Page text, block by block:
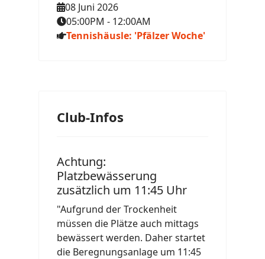
08 Juni 2026
05:00PM - 12:00AM
Tennishäusle: 'Pfälzer Woche'
Club-Infos
Achtung:
Platzbewässerung
zusätzlich um 11:45 Uhr
"Aufgrund der Trockenheit
müssen die Plätze auch mittags
bewässert werden. Daher startet
die Beregnungsanlage um 11:45